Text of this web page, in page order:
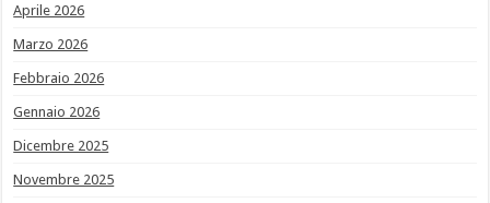
Aprile 2026
Marzo 2026
Febbraio 2026
Gennaio 2026
Dicembre 2025
Novembre 2025